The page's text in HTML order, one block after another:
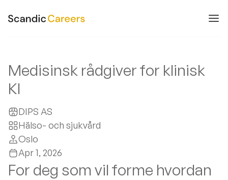
Medisinsk rådgiver for klinisk
KI
DIPS AS
Hälso- och sjukvård
Oslo
Apr 1, 2026
For deg som vil forme hvordan